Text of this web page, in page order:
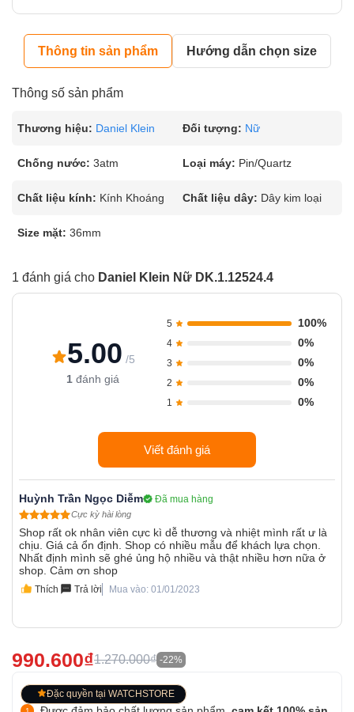
Thông tin sản phẩm Hướng dẫn chọn size
Thông số sản phẩm
Thương hiệu: Daniel Klein Đối tượng: Nữ
Chống nước: 3atm Loại máy: Pin/Quartz
Chất liệu kính: Kính Khoáng Chất liệu dây: Dây kim loại
Size mặt: 36mm
1 đánh giá cho Daniel Klein Nữ DK.1.12524.4
5.00 /5
1 đánh giá
5 100%
4 0%
3 0%
2 0%
1 0%
Viết đánh giá
Huỳnh Trần Ngọc Diễm Đã mua hàng
Cực kỳ hài lòng
Shop rất ok nhân viên cực kì dễ thương và nhiệt mình rất ư là
chịu. Giá cả ổn định. Shop có nhiều mẫu để khách lựa chọn.
Nhất định mình sẽ ghé ủng hộ nhiều và thật nhiều hơn nữa ở
shop. Cảm ơn shop
Thích Trả lời Mua vào: 01/01/2023
990.600₫1.270.000₫ -22%
Đặc quyền tại WATCHSTORE